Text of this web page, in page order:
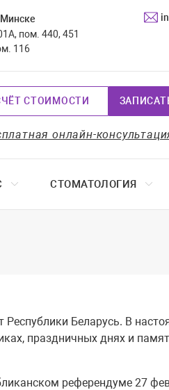
пом. 440, 451
116
СТОИМОСТИ
онлайн-
СТОМАТОЛОГИЯ
Беларусь. В
праздничных днях и
референдуме 27